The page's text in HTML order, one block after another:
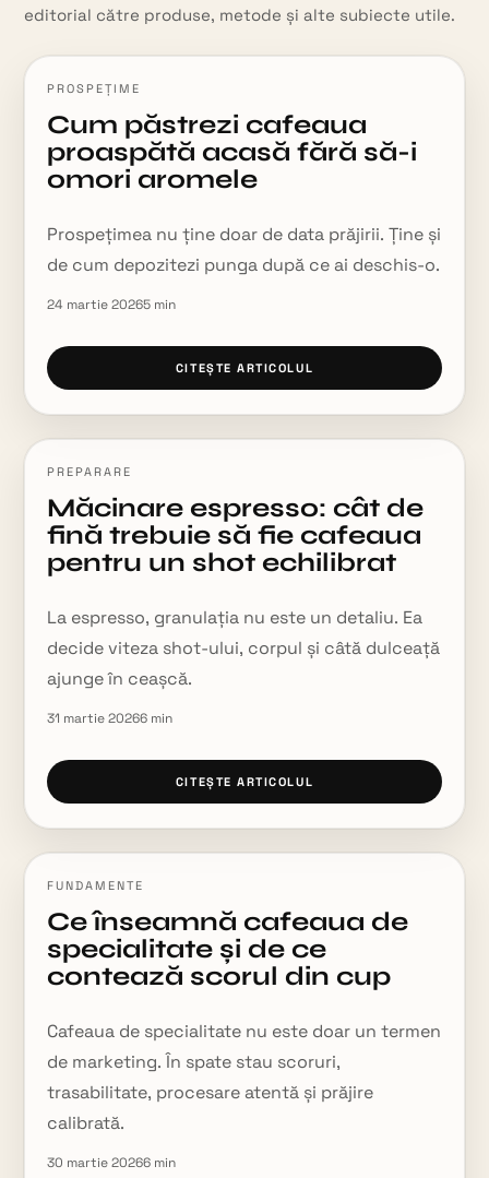
editorial către produse, metode și alte subiecte utile.
PROSPEȚIME
Cum păstrezi cafeaua
proaspătă acasă fără să-i
omori aromele
Prospețimea nu ține doar de data prăjirii. Ține și
de cum depozitezi punga după ce ai deschis-o.
24 martie 20265 min
CITEȘTE ARTICOLUL
PREPARARE
Măcinare espresso: cât de
fină trebuie să fie cafeaua
pentru un shot echilibrat
La espresso, granulația nu este un detaliu. Ea
decide viteza shot-ului, corpul și câtă dulceață
ajunge în ceașcă.
31 martie 20266 min
CITEȘTE ARTICOLUL
FUNDAMENTE
Ce înseamnă cafeaua de
specialitate și de ce
contează scorul din cup
Cafeaua de specialitate nu este doar un termen
de marketing. În spate stau scoruri,
trasabilitate, procesare atentă și prăjire
calibrată.
30 martie 20266 min